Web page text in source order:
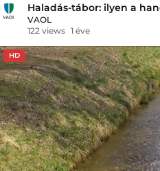
Haladás-tábor: ilyen a
VAOL
122 views 1 éve
HD